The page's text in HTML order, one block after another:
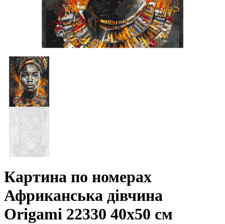
Картина по номерах
Африканська дівчина
Origami 22330 40x50 см